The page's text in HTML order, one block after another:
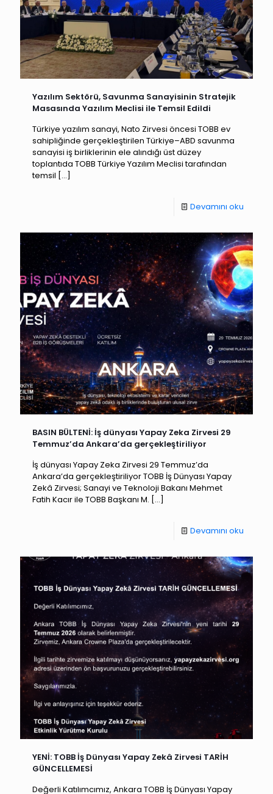
Yazılım Sektörü, Savunma Sanayisinin Stratejik
Masasında Yazılım Meclisi ile Temsil Edildi
Türkiye yazılım sanayi, Nato Zirvesi öncesi TOBB ev
sahipliğinde gerçekleştirilen Türkiye–ABD savunma
sanayisi iş birliklerinin ele alındığı üst düzey
toplantıda TOBB Türkiye Yazılım Meclisi tarafından
temsil […]
Devamını oku
BASIN BÜLTENİ: İş dünyası Yapay Zeka Zirvesi 29
Temmuz’da Ankara’da gerçekleştiriliyor
İş dünyası Yapay Zeka Zirvesi 29 Temmuz’da
Ankara’da gerçekleştiriliyor TOBB İş Dünyası Yapay
Zekâ Zirvesi; Sanayi ve Teknoloji Bakanı Mehmet
Fatih Kacır ile TOBB Başkanı M. […]
Devamını oku
YENİ: TOBB İş Dünyası Yapay Zekâ Zirvesi TARİH
GÜNCELLEMESİ
Değerli Katılımcımız, Ankara TOBB İş Dünyası Yapay